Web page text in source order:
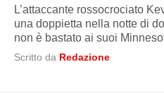
L’attaccante rossocrociato
una doppietta nella notte di
non è bastato ai suoi
Scritto da Redazione